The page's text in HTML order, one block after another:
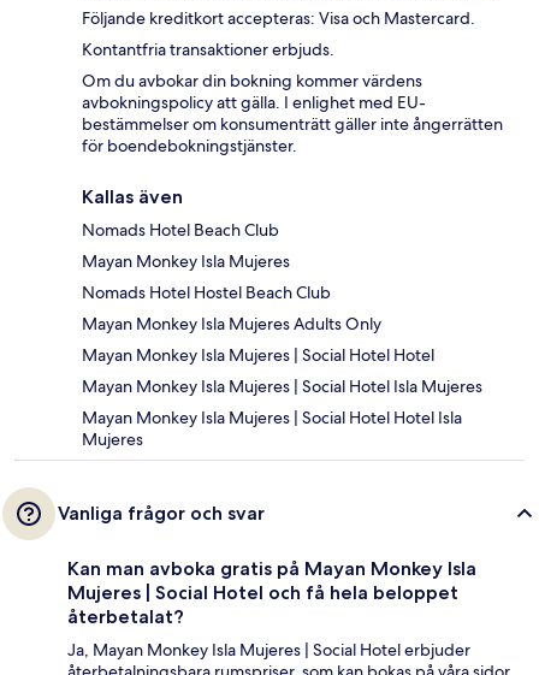
Följande kreditkort accepteras: Visa och Mastercard.
Kontantfria transaktioner erbjuds.
Om du avbokar din bokning kommer värdens
avbokningspolicy att gälla. I enlighet med EU-
bestämmelser om konsumenträtt gäller inte ångerrätten
för boendebokningstjänster.
Kallas även
Nomads Hotel Beach Club
Mayan Monkey Isla Mujeres
Nomads Hotel Hostel Beach Club
Mayan Monkey Isla Mujeres Adults Only
Mayan Monkey Isla Mujeres | Social Hotel Hotel
Mayan Monkey Isla Mujeres | Social Hotel Isla Mujeres
Mayan Monkey Isla Mujeres | Social Hotel Hotel Isla
Mujeres
Vanliga frågor och svar
Kan man avboka gratis på Mayan Monkey Isla
Mujeres | Social Hotel och få hela beloppet
återbetalat?
Ja, Mayan Monkey Isla Mujeres | Social Hotel erbjuder